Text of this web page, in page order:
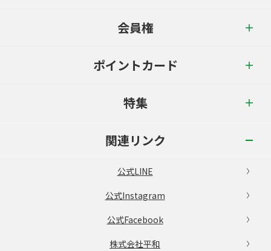
会員権
ポイントカード
特集
関連リンク
公式LINE
公式Instagram
公式Facebook
株式会社平和